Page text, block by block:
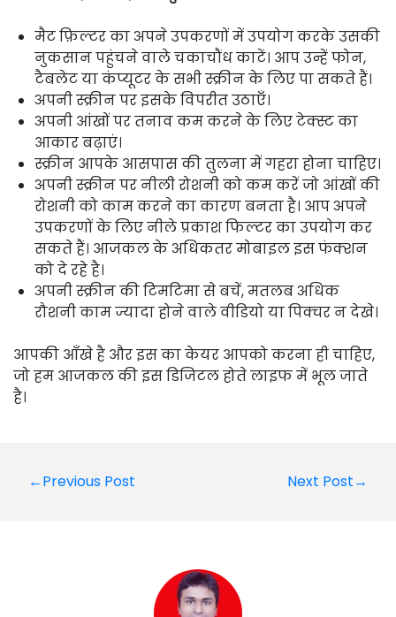
मैट फ़िल्टर का अपने उपकरणों में उपयोग करके उसकी
नुकसान पहुंचने वाले चकाचौंध काटें। आप उन्हें फोन,
टैबलेट या कंप्यूटर के सभी स्क्रीन के लिए पा सकते हैं।
अपनी स्क्रीन पर इसके विपरीत उठाएँ।
अपनी आंखों पर तनाव कम करने के लिए टेक्स्ट का
आकार बढ़ाएं।
स्क्रीन आपके आसपास की तुलना में गहरा होना चाहिए।
अपनी स्क्रीन पर नीली रोशनी को कम करें जो आंखों की
रोशनी को काम करने का कारण बनता है। आप अपने
उपकरणों के लिए नीले प्रकाश फिल्टर का उपयोग कर
सकते हैं। आजकल के अधिकतर मोबाइल इस फंक्शन
को दे रहे है।
अपनी स्क्रीन की टिमटिमा से बचें, मतलब अधिक
रौशनी काम ज्यादा होने वाले वीडियो या पिक्चर न देखे।
आपकी आँखे है और इस का केयर आपको करना ही चाहिए,
जो हम आजकल की इस डिजिटल होते लाइफ में भूल जाते
है।
Post
←Previous Post Next Post→